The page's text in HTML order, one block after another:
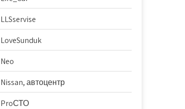
LLSservise
LoveSunduk
Neo
Nissan, автоцентр
ProСТО